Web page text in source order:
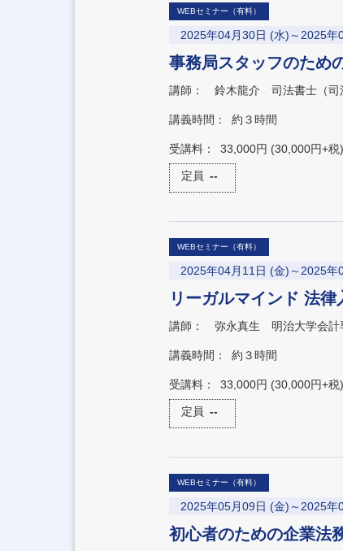
WEBセミナー（有料）
2025年04月30日 (水)～2025年
事務局スタッフのため
講師： 鈴木龍介 司法書士（司
講義時間： 約３時間
受講料： 33,000円 (30,000円+税)
定員 --
WEBセミナー（有料）
2025年04月11日 (金)～2025年
リーガルマインド 法
講師： 弥永真生 明治大学会計
講義時間： 約３時間
受講料： 33,000円 (30,000円+税)
定員 --
WEBセミナー（有料）
2025年05月09日 (金)～2025年
初心者のための企業法